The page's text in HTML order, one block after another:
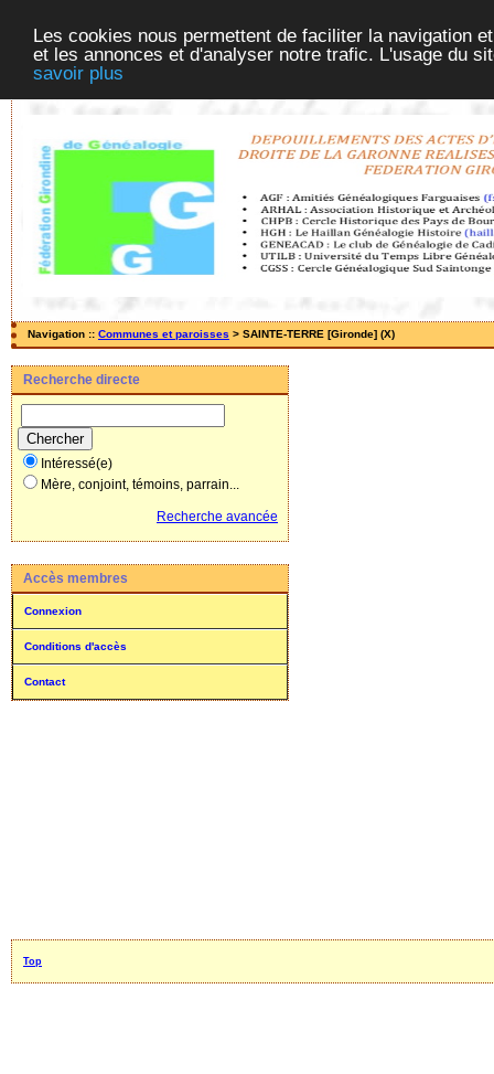
Les cookies nous permettent de faciliter la navigation
et les annonces et d'analyser notre trafic. L'usage du
savoir plus
Navigation :: Communes et paroisses > SAINTE-TERRE [Gironde] (X)
Recherche directe
Intéressé(e)
Mère, conjoint, témoins, parrain...
Recherche avancée
Accès membres
Connexion
Conditions d'accès
Contact
Top